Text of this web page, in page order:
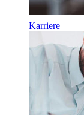
Karriere